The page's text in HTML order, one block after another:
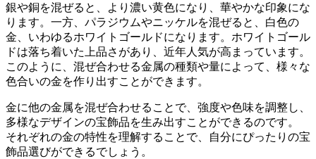
銀や銅を混ぜると、より濃い黄色になり、華やかな印象にな
ります。一方、パラジウムやニッケルを混ぜると、白色の
金、いわゆるホワイトゴールドになります。ホワイトゴール
ドは落ち着いた上品さがあり、近年人気が高まっています。
このように、混ぜ合わせる金属の種類や量によって、様々な
色合いの金を作り出すことができます。
金に他の金属を混ぜ合わせることで、強度や色味を調整し、
多様なデザインの宝飾品を生み出すことができるのです。
それぞれの金の特性を理解することで、自分にぴったりの宝
飾品選びができるでしょう。